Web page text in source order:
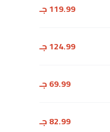
119.99 جـ
124.99 جـ
69.99 جـ
82.99 جـ